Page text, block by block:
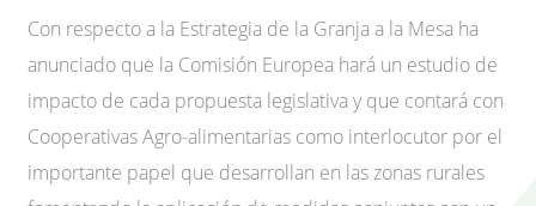
Con respecto a la Estrategia de la Granja a la Mesa ha
anunciado que la Comisión Europea hará un estudio de
impacto de cada propuesta legislativa y que contará con
Cooperativas Agro-alimentarias como interlocutor por el
importante papel que desarrollan en las zonas rurales